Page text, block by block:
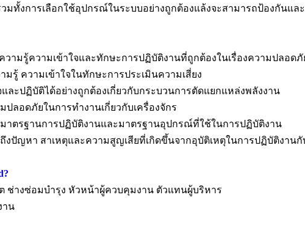
ทั้งการเลือกใช้อุปกรณ์ในระบบอย่างถูกต้องแล้งจะสามารถป้องกันแล
วามรู้ความเข้าใจและทักษะการปฏิบัติงานที่ถูกต้องในเรื่องความปลอด
มรู้ ความเข้าใจในทักษะการประเมินความเสี่ยง
และปฏิบัติได้อย่างถูกต้องเกี่ยวกับกระบวนการตัดแยกแหล่งพลังงาน
ลอดภัยในการทำงานเกี่ยวกับเครื่องจักร
มาตรฐานการปฏิบัติงานและมาตรฐานอุปกรณ์ที่ใช้ในการปฏิบัติงาน
งปัญหา สาเหตุและความสูญเสียที่เกิดขึ้นจากอุบัติเหตุในการปฏิบัติงาน
ช่างซ่อมบำรุง หัวหน้าผู้ควบคุมงาน ตัวแทนผู้บริหาร
าน